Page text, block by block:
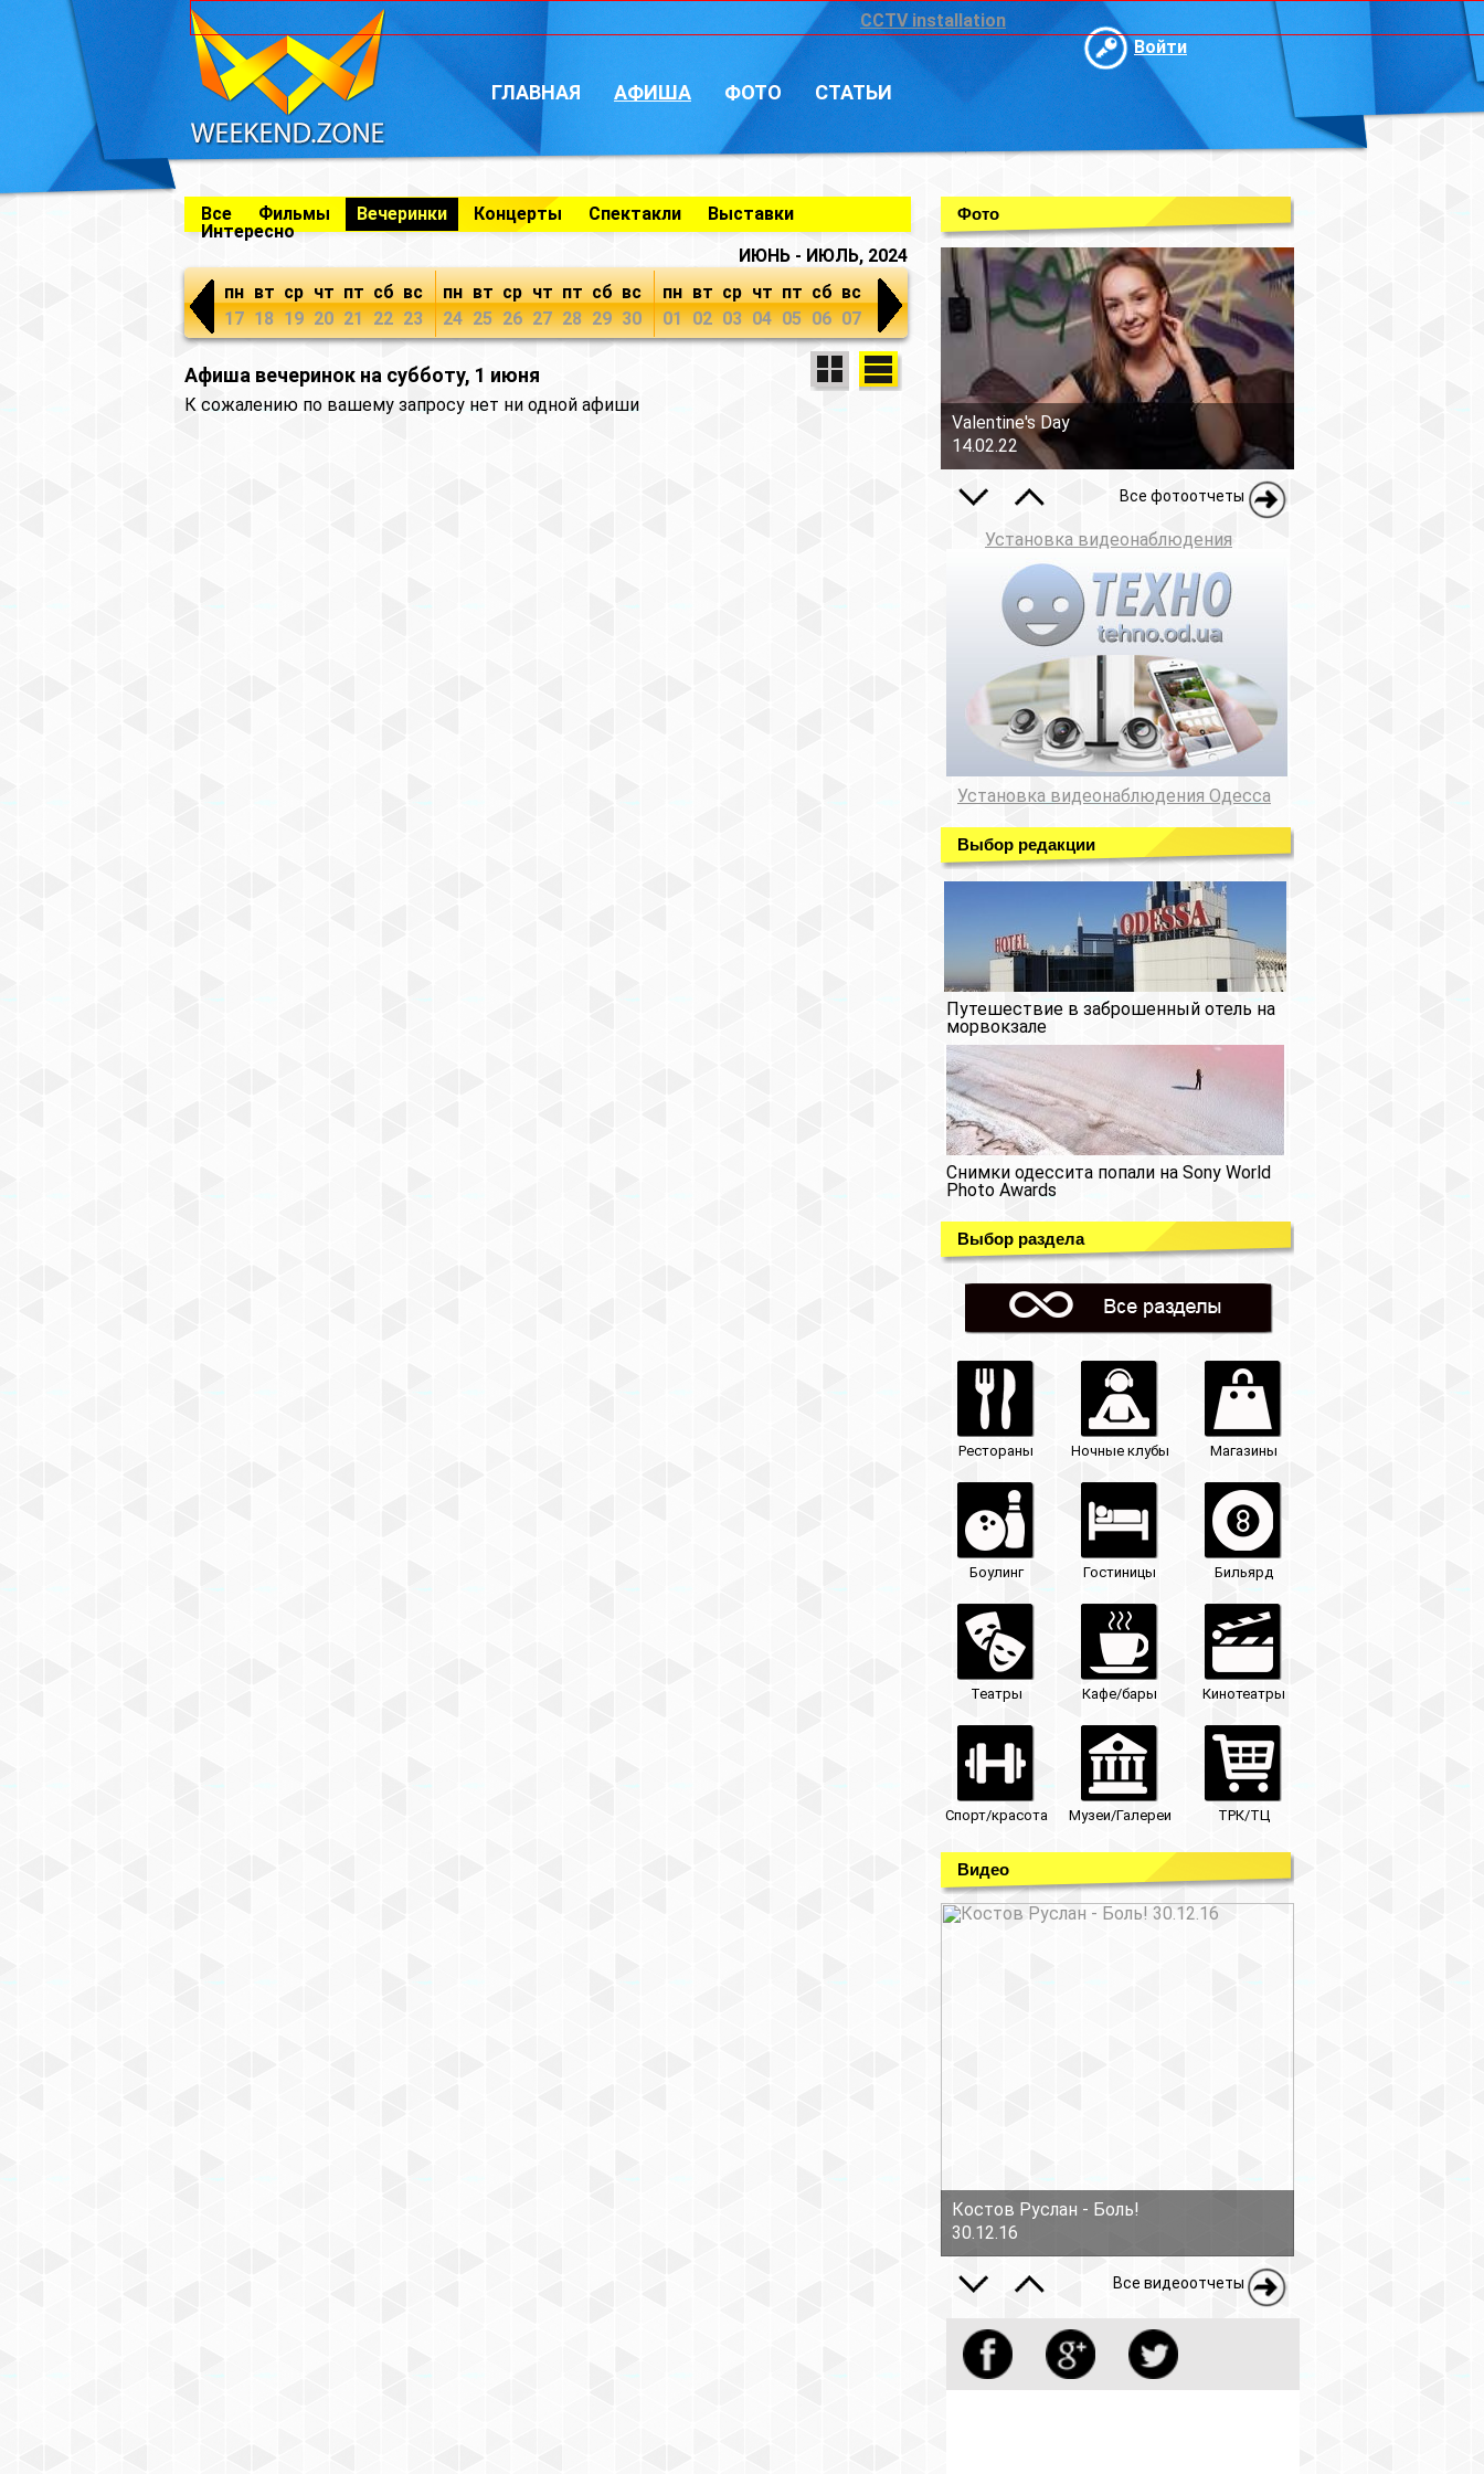
CCTV installation
Войти
ГЛАВНАЯ АФИША ФОТО СТАТЬИ
Все Фильмы Вечеринки Концерты Спектакли
Выставки
Интересно
ИЮНЬ - ИЮЛЬ, 2024
пн
17
вт
18
ср
19
чт
20
пт
21
сб
22
вс
23
пн
24
вт
25
ср
26
чт
27
пт
28
сб
29
вс
30
пн
01
вт
02
ср
03
чт
04
пт
05
сб
06
вс
07
Афиша вечеринок на субботу, 1 июня
К сожалению по вашему запросу нет ни одной афиши
Фото
Valentine's Day
14.02.22
Все фотоотчеты
Установка видеонаблюдения
Установка видеонаблюдения Одесса
Выбор редакции
Путешествие в заброшенный отель на
морвокзале
Снимки одессита попали на Sony World
Photo Awards
Выбор раздела
Рестораны Ночные клубы Магазины
Боулинг Гостиницы Бильярд
Театры Кафе/бары Кинотеатры
Спорт/красота Музеи/Галереи ТРК/ТЦ
Видео
Костов Руслан - Боль!
30.12.16
Все видеоотчеты